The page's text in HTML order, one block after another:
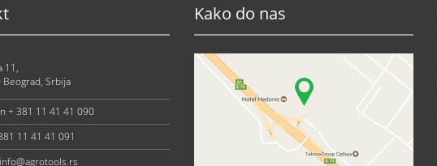
11,
Beograd, Srbija
+ 381 11 41 41 090
11 41 41 091
Kako do nas